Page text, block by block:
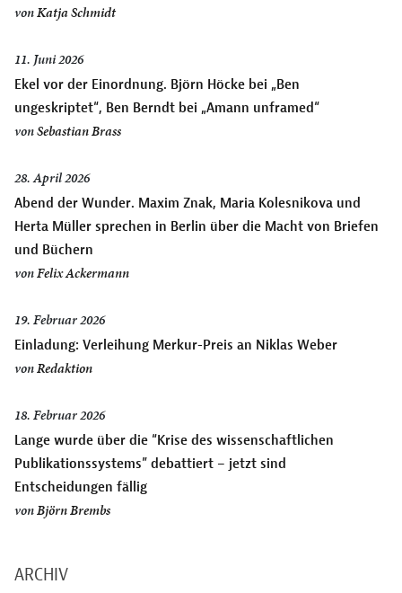
vonKatja Schmidt
11. Juni 2026
Ekel vor der Einordnung. Björn Höcke bei „Ben
ungeskriptet“, Ben Berndt bei „Amann unframed“
vonSebastian Brass
28. April 2026
Abend der Wunder. Maxim Znak, Maria Kolesnikova und
Herta Müller sprechen in Berlin über die Macht von Briefen
und Büchern
vonFelix Ackermann
19. Februar 2026
Einladung: Verleihung Merkur-Preis an Niklas Weber
vonRedaktion
18. Februar 2026
Lange wurde über die “Krise des wissenschaftlichen
Publikationssystems” debattiert – jetzt sind
Entscheidungen fällig
vonBjörn Brembs
ARCHIV